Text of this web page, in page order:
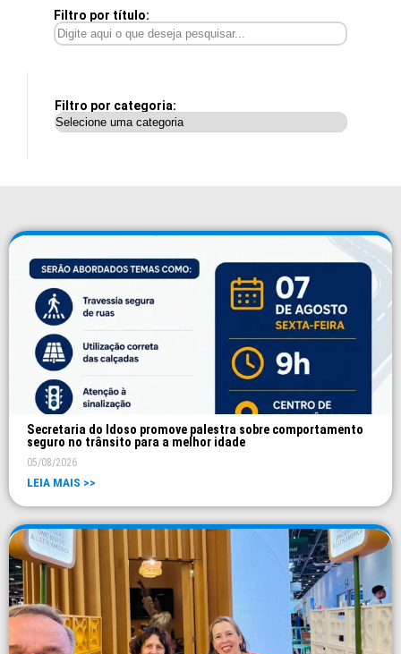
Filtro por título:
Filtro por categoria:
Secretaria do Idoso promove palestra sobre comportamento
seguro no trânsito para a melhor idade
05/08/2026
LEIA MAIS >>